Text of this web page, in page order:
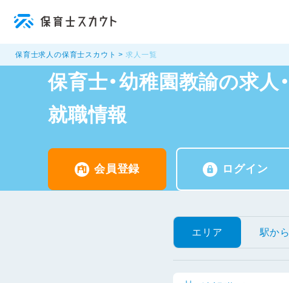
保育士求人の保育士スカウト 求人一覧
保育士・幼稚園教諭の求人・
就職情報
会員登録 ログイン
エリア 駅から